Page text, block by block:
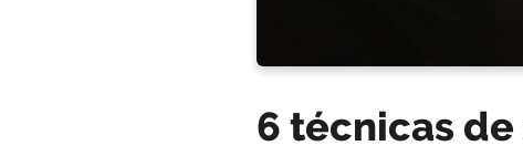
6 técnicas